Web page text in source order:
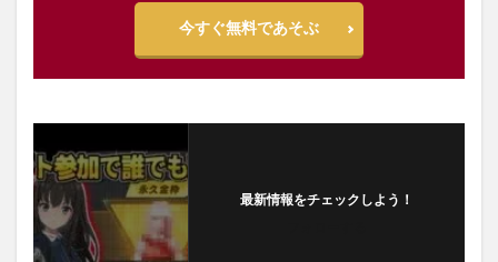
今すぐ無料であそぶ
最新情報をチェックしよう！